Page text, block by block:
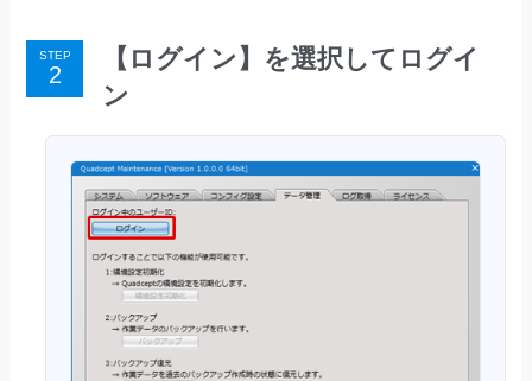
STEP
【ログイン】を選択してログイ
ン